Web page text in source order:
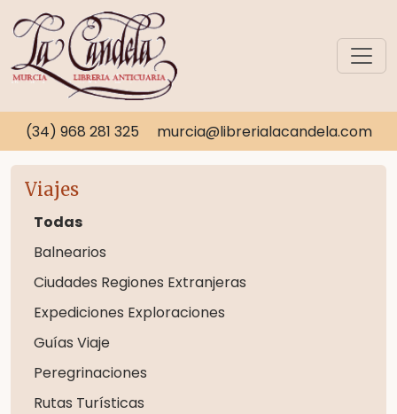
(34) 968 281 325 murcia@librerialacandela.com
Viajes
Todas
Balnearios
Ciudades Regiones Extranjeras
Expediciones Exploraciones
Guías Viaje
Peregrinaciones
Rutas Turísticas